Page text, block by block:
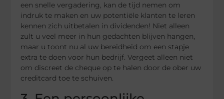
een snelle vergadering, kan de tijd nemen om
indruk te maken en uw potentiële klanten te leren
kennen zich uitbetalen in dividenden! Niet alleen
zult u veel meer in hun gedachten blijven hangen,
maar u toont nu al uw bereidheid om een stapje
extra te doen voor hun bedrijf. Vergeet alleen niet
om discreet de cheque op te halen door de ober uw
creditcard toe te schuiven.